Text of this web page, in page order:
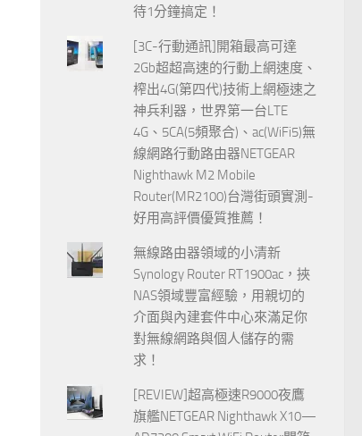
待1分鐘搞定！
[3C-行動通訊]開箱最高可達
2Gb超超高速的行動上網速度、
榨出4G(第四代)技術上網極速之
神兵利器，世界第一台LTE
4G、5CA(5頻聚合)、ac(WiFi5)無
線網路行動路由器NETGEAR
Nighthawk M2 Mobile
Router(MR2100)台灣街頭實測-
好用高評價優質推薦！
無線路由器領域的小清新
Synology Router RT1900ac，挾
NAS領域豐富經驗，用親切的
介面與內建套件中心來滿足你
對無線網路與個人儲存的需
求！
[REVIEW]超高極速R9000夜鷹
旗艦NETGEAR Nighthawk X10—